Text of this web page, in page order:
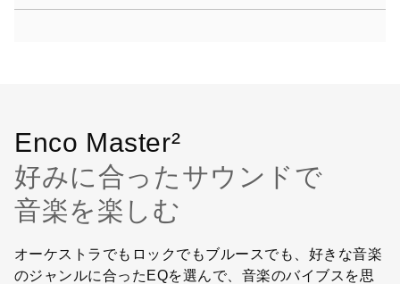
Enco Master²
好みに合ったサウンドで
音楽を楽しむ
オーケストラでもロックでもブルースでも、好きな音楽
のジャンルに合ったEQを選んで、音楽のバイブスを思